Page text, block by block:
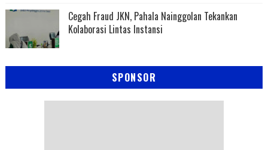
Cegah Fraud JKN, Pahala Nainggolan Tekankan
Kolaborasi Lintas Instansi
SPONSOR